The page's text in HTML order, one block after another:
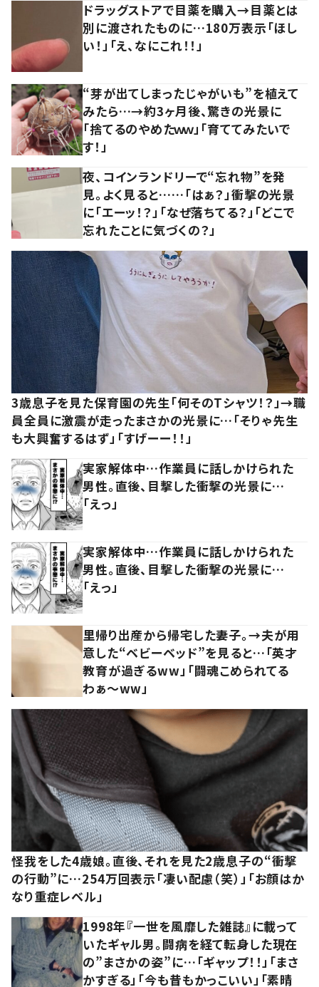
ドラッグストアで目薬を購入→目薬とは
別に渡されたものに…180万表示「ほし
い！」「え、なにこれ！！」
“芽が出てしまったじゃがいも”を植えて
みたら…→約3ヶ月後、驚きの光景に
「捨てるのやめたｗｗ」「育ててみたいで
す！」
夜、コインランドリーで“忘れ物”を発
見。よく見ると……「はぁ？」衝撃の光景
に「エーッ！？」「なぜ落ちてる？」「どこで
忘れたことに気づくの？」
3歳息子を見た保育園の先生「何そのTシャツ！？」→職
員全員に激震が走ったまさかの光景に…「そりゃ先生
も大興奮するはず」「すげーー！！」
実家解体中…作業員に話しかけられた
男性。直後、目撃した衝撃の光景に…
「えっ」
実家解体中…作業員に話しかけられた
男性。直後、目撃した衝撃の光景に…
「えっ」
里帰り出産から帰宅した妻子。→夫が用
意した“ベビーベッド”を見ると…「英才
教育が過ぎるww」「闘魂こめられてる
わぁ～ww」
怪我をした4歳娘。直後、それを見た2歳息子の“衝撃
の行動”に…254万回表示「凄い配慮（笑）」「お顔はか
なり重症レベル」
1998年『一世を風靡した雑誌』に載って
いたギャル男。闘病を経て転身した現在
の”まさかの姿”に…「ギャップ！！」「まさ
かすぎる」「今も昔もかっこいい」「素晴